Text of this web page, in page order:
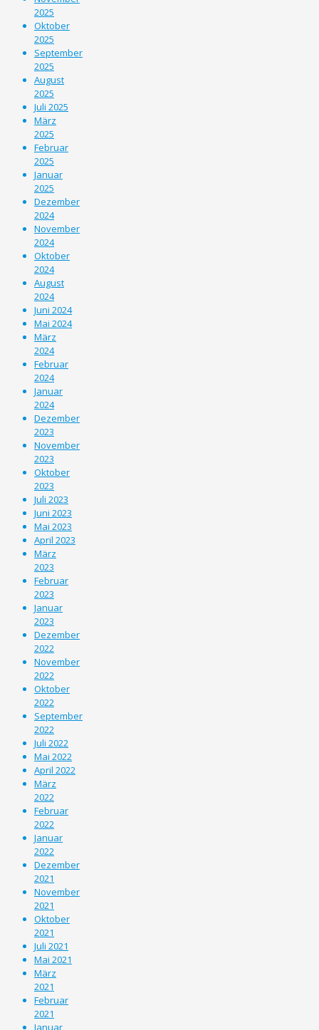
2025
Oktober
2025
September
2025
August
2025
Juli 2025
März
2025
Februar
2025
Januar
2025
Dezember
2024
November
2024
Oktober
2024
August
2024
Juni 2024
Mai 2024
März
2024
Februar
2024
Januar
2024
Dezember
2023
November
2023
Oktober
2023
Juli 2023
Juni 2023
Mai 2023
April 2023
März
2023
Februar
2023
Januar
2023
Dezember
2022
November
2022
Oktober
2022
September
2022
Juli 2022
Mai 2022
April 2022
März
2022
Februar
2022
Januar
2022
Dezember
2021
November
2021
Oktober
2021
Juli 2021
Mai 2021
März
2021
Februar
2021
Januar